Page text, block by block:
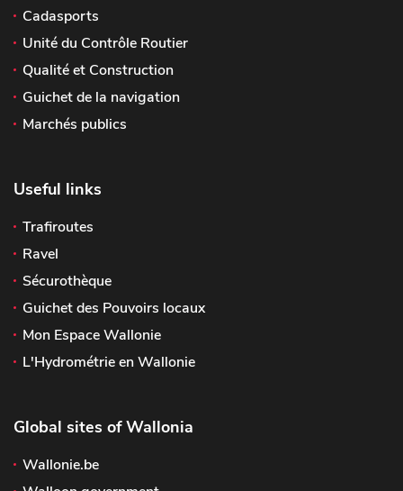
Cadasports
Unité du Contrôle Routier
Qualité et Construction
Guichet de la navigation
Marchés publics
Useful links
Trafiroutes
Ravel
Sécurothèque
Guichet des Pouvoirs locaux
Mon Espace Wallonie
L'Hydrométrie en Wallonie
Global sites of Wallonia
Wallonie.be